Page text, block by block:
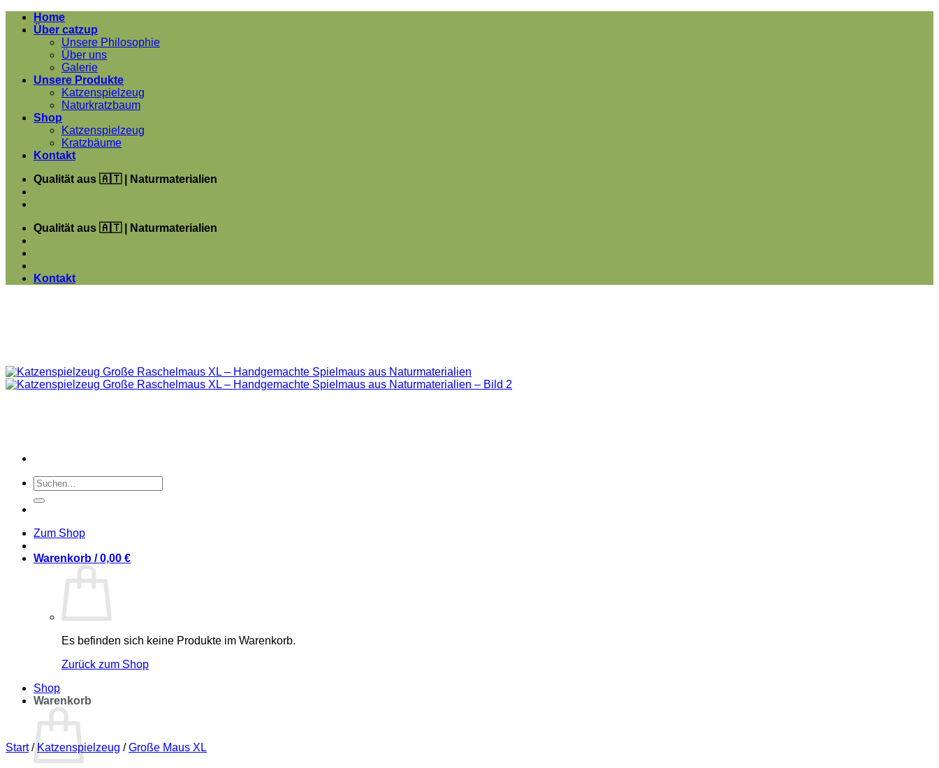
Zum
Inhalt
Home
Über catzup
Unsere Philosophie
Über uns
Galerie
Unsere Produkte
Katzenspielzeug
Naturkratzbaum
Shop
Katzenspielzeug
Kratzbäume
Kontakt
Qualität aus 🇦🇹 | Naturmaterialien
Qualität aus 🇦🇹 | Naturmaterialien
Kontakt
Suchen
nach:
Zum Shop
Warenkorb /0,00 €
Es befinden sich keine Produkte im Warenkorb.
Zurück zum Shop
Shop
Warenkorb
Start / Katzenspielzeug / Große Maus XL